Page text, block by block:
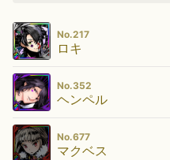
No.217
ロキ
No.352
ヘンペル
No.677
マクベス